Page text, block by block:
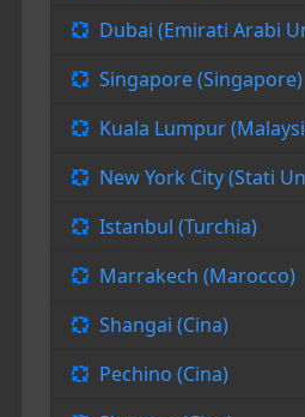
Dubai (Emirati Arabi
Singapore (Singapore)
Kuala Lumpur
New York City (Stati
Istanbul (Turchia)
Marrakech (Marocco)
Shangai (Cina)
Pechino (Cina)